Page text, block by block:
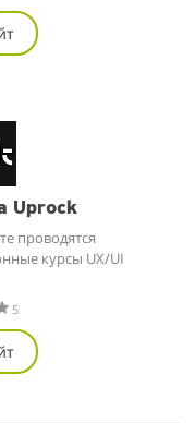
Uprock
проводятся
курсы UX/UI
5